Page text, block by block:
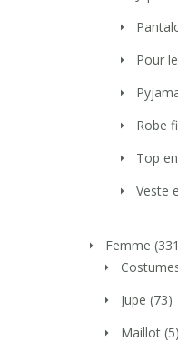
Pour
Robe
Top
Veste
Femme
Jupe (73)
Maillot (5)